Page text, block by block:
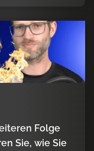
Folge
Sie, wie Sie